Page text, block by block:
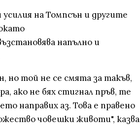
на Томпсън и другите
напълно и
но той не се смята за такъв,
ако не бях стигнал пръв, те
направих аз. Това е правено
човешки животи", казва